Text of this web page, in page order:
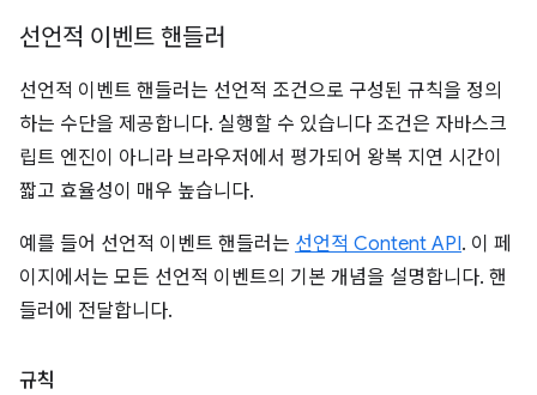
선언적 이벤트 핸들러
선언적 이벤트 핸들러는 선언적 조건으로 구성된 규칙을 정의
하는 수단을 제공합니다. 실행할 수 있습니다 조건은 자바스크
립트 엔진이 아니라 브라우저에서 평가되어 왕복 지연 시간이
짧고 효율성이 매우 높습니다.
예를 들어 선언적 이벤트 핸들러는 선언적 Content API. 이 페
이지에서는 모든 선언적 이벤트의 기본 개념을 설명합니다. 핸
들러에 전달합니다.
규칙